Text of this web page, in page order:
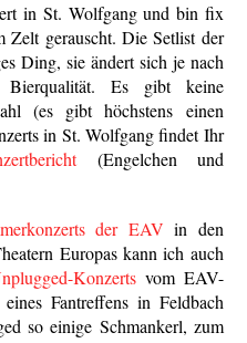
in St. Wolfgang und bin fix
Zelt gerauscht. Die Setlist der
Ding, sie ändert sich je nach
Es gibt keine
(es gibt höchstens einen
in St. Wolfgang findet Ihr
(Engelchen und
der EAV in den
Europas kann ich auch
Konzerts vom EAV-
Fantreffens in Feldbach
so einige Schmankerl, zum